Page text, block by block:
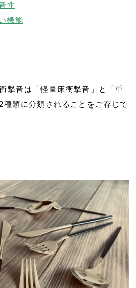
性
機能
撃音は「軽量床衝撃音」と「重
種類に分類されることをご存じで